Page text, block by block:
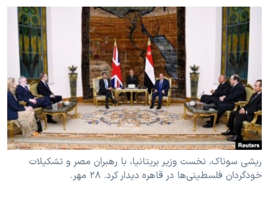
ویدیوها
فرهنگ و زندگی
حقوق شهروندی
اقتصادی
علم و فناوری
اسرائیل در جنگ
گالری عکس
آرشیو پخش زنده
بایگانی برنامه‌های تلویزیونی
مستندها
انتخابات ریاست جمهوری آمریکا ۲۰۲۴
حمله جمهوری اسلامی به اسرائیل
رمز مهسا
ورزش زنان در ایران
اعتراضات زن، زندگی، آزادی
مجموعه مستندهای دادخواهی
یادگیری زبان انگلیسی
دنبال کنید
زبانهای مختلف
ریشی سوناک، نخست وزیر بریتانیا، با رهبران مصر و تشکیلات
خودگردان فلسطینی‌ها در قاهره دیدار کرد. ۲۸ مهر.